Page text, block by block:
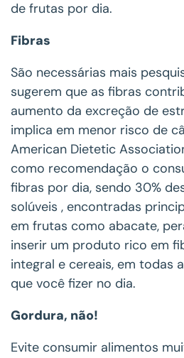
de frutas por dia.
Fibras
São necessárias mais
sugerem que as fibras
aumento da excreção de
implica em menor risco de
American Dietetic
como recomendação o
fibras por dia, sendo 30%
solúveis , encontradas
em frutas como abacate,
inserir um produto rico em
integral e cereais, em todas
que você fizer no dia.
Gordura, não!
Evite consumir alimentos